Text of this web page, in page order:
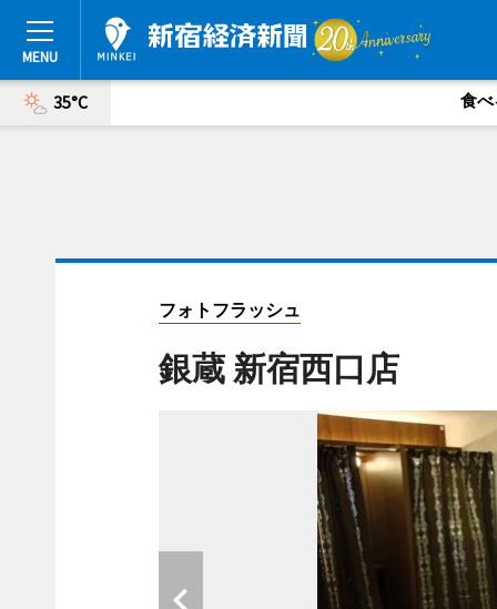
35°C 食べ
フォトフラッシュ
銀蔵 新宿西口店